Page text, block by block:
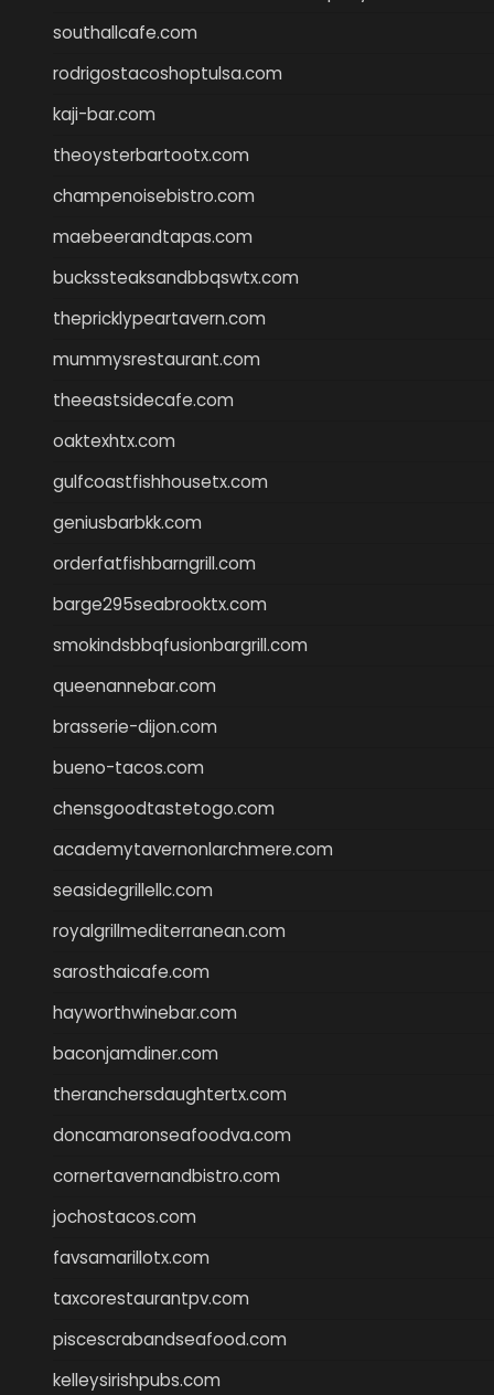
southallcafe.com
rodrigostacoshoptulsa.com
kaji-bar.com
theoysterbartootx.com
champenoisebistro.com
maebeerandtapas.com
buckssteaksandbbqswtx.com
thepricklypeartavern.com
mummysrestaurant.com
theeastsidecafe.com
oaktexhtx.com
gulfcoastfishhousetx.com
geniusbarbkk.com
orderfatfishbarngrill.com
barge295seabrooktx.com
smokindsbbqfusionbargrill.com
queenannebar.com
brasserie-dijon.com
bueno-tacos.com
chensgoodtastetogo.com
academytavernonlarchmere.com
seasidegrillellc.com
royalgrillmediterranean.com
sarosthaicafe.com
hayworthwinebar.com
baconjamdiner.com
theranchersdaughtertx.com
doncamaronseafoodva.com
cornertavernandbistro.com
jochostacos.com
favsamarillotx.com
taxcorestaurantpv.com
piscescrabandseafood.com
kelleysirishpubs.com